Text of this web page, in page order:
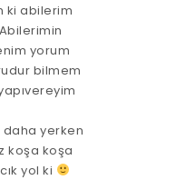
ki abilerim
yorum
bilmem
daha yerken
koşa koşa
yol ki